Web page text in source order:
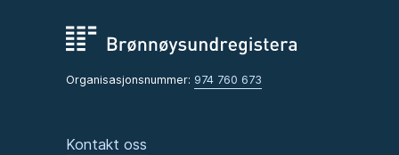
Organisasjonsnummer: 974 760 673
Kontakt oss